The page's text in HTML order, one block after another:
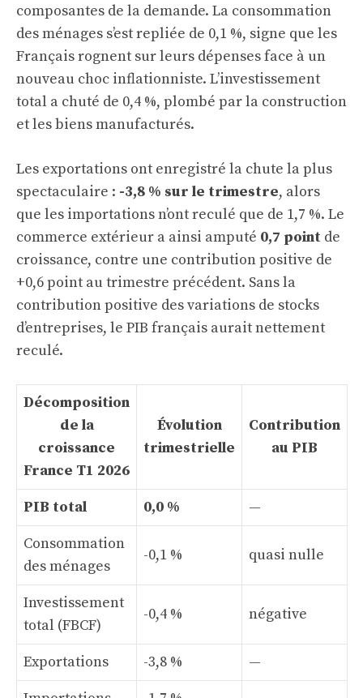
composantes de la demande. La consommation
des ménages s’est repliée de 0,1 %, signe que les
Français rognent sur leurs dépenses face à un
nouveau choc inflationniste. L’investissement
total a chuté de 0,4 %, plombé par la construction
et les biens manufacturés.
Les exportations ont enregistré la chute la plus
spectaculaire : -3,8 % sur le trimestre, alors
que les importations n’ont reculé que de 1,7 %. Le
commerce extérieur a ainsi amputé 0,7 point de
croissance, contre une contribution positive de
+0,6 point au trimestre précédent. Sans la
contribution positive des variations de stocks
d’entreprises, le PIB français aurait nettement
reculé.
Décomposition
de la
croissance
France T1 2026
Évolution
trimestrielle
Contribution
au PIB
PIB total 0,0 %
—
Consommation
des ménages
-0,1 % quasi nulle
Investissement
total (FBCF)
-0,4 % négative
Exportations -3,8 %
—